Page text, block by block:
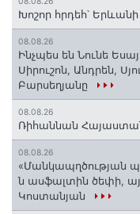
Խոշոր հրդեհ՝
08.08.26
Ինչպես են Նունե
Սիրուշոն, Անդրեն,
Բարսեղյանը
08.08.26
Ռիհաննան
08.08.26
«Մանկապղծության
ն ասֆալտին ծեփի,
Կոստանյան